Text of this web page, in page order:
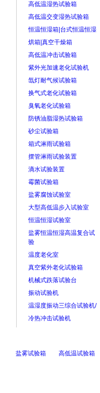
高低温湿热试验箱
高低温交变湿热试验箱
恒温恒湿箱|台式恒温恒湿
烘箱|真空干燥箱
高低温冲击试验箱
紫外光加速老化试验机
氙灯耐气候试验箱
换气式老化试验箱
臭氧老化试验箱
防锈油脂湿热试验箱
砂尘试验箱
箱式淋雨试验箱
摆管淋雨试验装置
滴水试验装置
霉菌试验箱
盐雾腐蚀试验室
大型高低温步入试验室
恒温恒湿试验室
盐雾恒温恒湿高温复合试
验
温度老化室
真空紫外老化试验箱
机械式跌落试验台
振动试验机
温湿度振动三综合试验机/
冷热冲击试验机
盐雾试验箱 高低温试验箱